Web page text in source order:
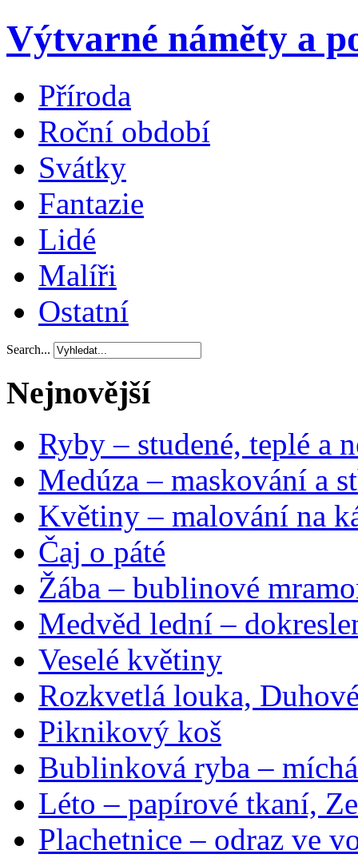
Výtvarné náměty a
Příroda
Roční období
Svátky
Fantazie
Lidé
Malíři
Ostatní
Search...
Nejnovější
Ryby – studené, teplé a
Medúza – maskování a
Květiny – malování na
Čaj o páté
Žába – bublinové
Medvěd lední –
Veselé květiny
Rozkvetlá louka,
Piknikový koš
Bublinková ryba –
Léto – papírové tkaní,
Plachetnice – odraz ve